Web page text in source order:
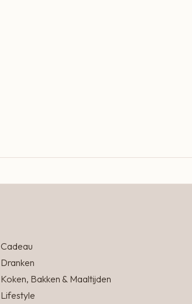
Cadeau
Dranken
Koken, Bakken & Maaltijden
Lifestyle